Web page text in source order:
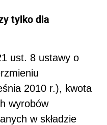
tylko dla
ust. 8 ustawy o
2010 r.), kwota
wyrobów
w składzie